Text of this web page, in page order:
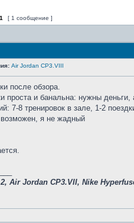
1 [ 1 сообщение ]
Air Jordan CP3.VIII
после обзора.
проста и банальна: нужны деньги,
7-8 тренировок в зале, 1-2
возможен, я не жадный
Air Jordan CP3.VII, Nike